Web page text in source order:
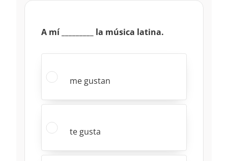
A mí _________ la música latina.
me gustan
te gusta